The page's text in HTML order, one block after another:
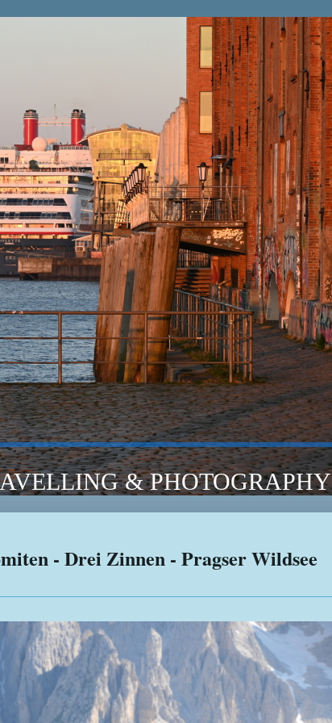
& PHOTOGRAPHY
- Drei Zinnen - Pragser Wildsee